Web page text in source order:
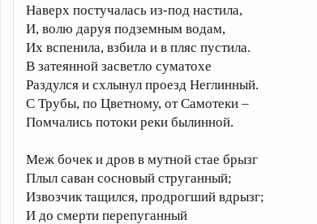
Наверх постучалась из-под настила,
И, волю даруя подземным водам,
Их вспенила, взбила и в пляс пустила.
В затеянной засветло суматохе
Раздулся и схлынул проезд Неглинный.
С Трубы, по Цветному, от Самотеки –
Помчались потоки реки былинной.
Меж бочек и дров в мутной стае брызг
Плыл саван сосновый струганный;
Извозчик тащился, продрогший вдрызг;
И до смерти перепуганный